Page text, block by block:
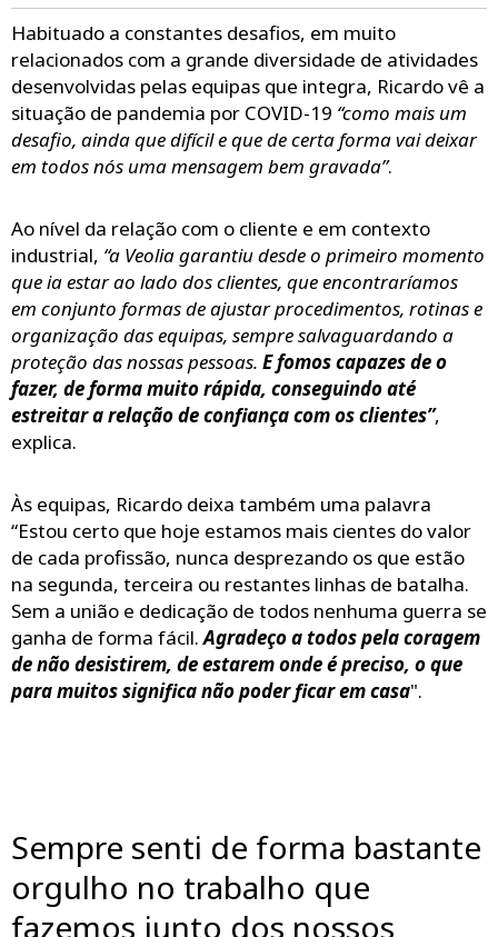
Habituado a constantes desafios, em muito
relacionados com a grande diversidade de atividades
desenvolvidas pelas equipas que integra, Ricardo vê a
situação de pandemia por COVID-19 “como mais um
desafio, ainda que difícil e que de certa forma vai deixar
em todos nós uma mensagem bem gravada”.
Ao nível da relação com o cliente e em contexto
industrial, “a Veolia garantiu desde o primeiro momento
que ia estar ao lado dos clientes, que encontraríamos
em conjunto formas de ajustar procedimentos, rotinas e
organização das equipas, sempre salvaguardando a
proteção das nossas pessoas. E fomos capazes de o
fazer, de forma muito rápida, conseguindo até
estreitar a relação de confiança com os clientes”,
explica.
Às equipas, Ricardo deixa também uma palavra
“Estou certo que hoje estamos mais cientes do valor
de cada profissão, nunca desprezando os que estão
na segunda, terceira ou restantes linhas de batalha.
Sem a união e dedicação de todos nenhuma guerra se
ganha de forma fácil.Agradeço a todos pela coragem
de não desistirem, de estarem onde é preciso, o que
para muitos significa não poder ficar em casa".
Sempre senti de forma bastante
orgulho no trabalho que
fazemos junto dos nossos